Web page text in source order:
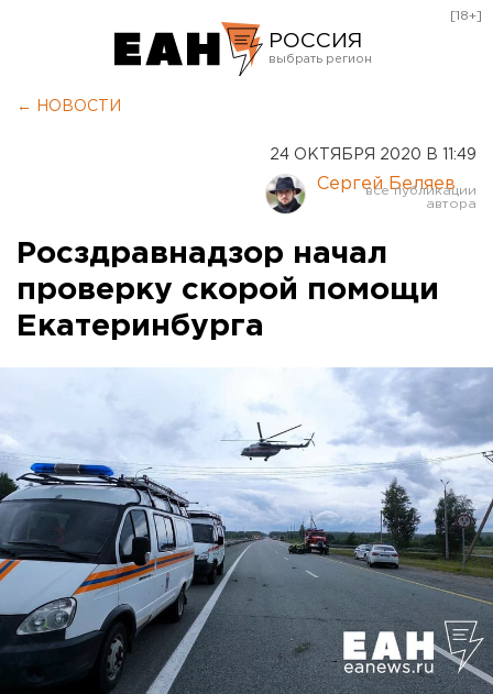
РОССИЯ
Курган
Оренбург
[18+]
← НОВОСТИ
24 ОКТЯБРЯ 2020 В 11:49
Сергей Беляев
Росздравнадзор начал
проверку скорой помощи
Екатеринбурга